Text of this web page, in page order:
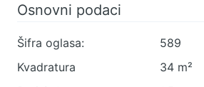
Osnovni podaci
Šifra oglasa:
589
Kvadratura
34 m²